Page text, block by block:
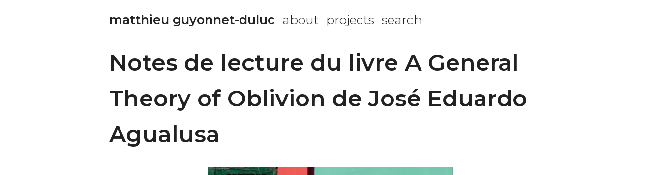
matthieu guyonnet-duluc about projects search
Notes de lecture du livre A General
Theory of Oblivion de José Eduardo
Agualusa